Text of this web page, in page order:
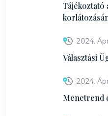
Tájékoztató
2024.
Választási
2024.
Menetrend